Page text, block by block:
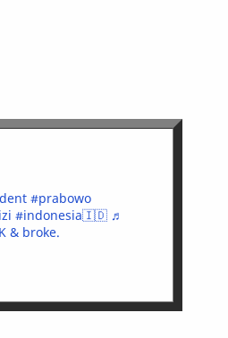
#prabowo
#indonesia🇮🇩 ♬
& broke.